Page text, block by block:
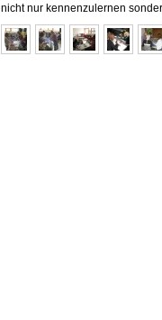
nicht nur kennenzulernen